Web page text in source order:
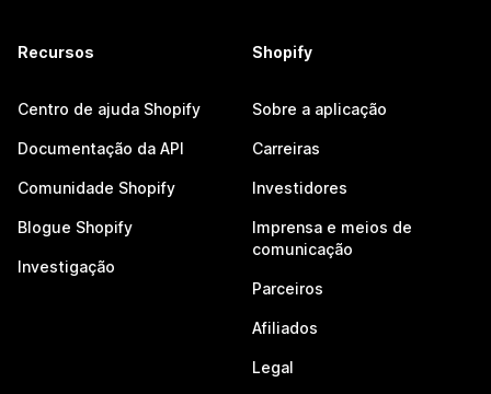
Recursos
Centro de ajuda Shopify
Documentação da API
Comunidade Shopify
Blogue Shopify
Investigação
Shopify
Sobre a aplicação
Carreiras
Investidores
Imprensa e meios de
comunicação
Parceiros
Afiliados
Legal